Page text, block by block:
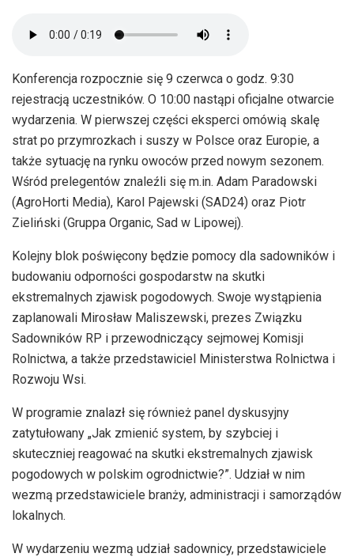
Konferencja rozpocznie się 9 czerwca o godz. 9:30
rejestracją uczestników. O 10:00 nastąpi oficjalne otwarcie
wydarzenia. W pierwszej części eksperci omówią skalę
strat po przymrozkach i suszy w Polsce oraz Europie, a
także sytuację na rynku owoców przed nowym sezonem.
Wśród prelegentów znaleźli się m.in. Adam Paradowski
(AgroHorti Media), Karol Pajewski (SAD24) oraz Piotr
Zieliński (Gruppa Organic, Sad w Lipowej).
Kolejny blok poświęcony będzie pomocy dla sadowników i
budowaniu odporności gospodarstw na skutki
ekstremalnych zjawisk pogodowych. Swoje wystąpienia
zaplanowali Mirosław Maliszewski, prezes Związku
Sadowników RP i przewodniczący sejmowej Komisji
Rolnictwa, a także przedstawiciel Ministerstwa Rolnictwa i
Rozwoju Wsi.
W programie znalazł się również panel dyskusyjny
zatytułowany „Jak zmienić system, by szybciej i
skuteczniej reagować na skutki ekstremalnych zjawisk
pogodowych w polskim ogrodnictwie?”. Udział w nim
wezmą przedstawiciele branży, administracji i samorządów
lokalnych.
W wydarzeniu wezmą udział sadownicy, przedstawiciele